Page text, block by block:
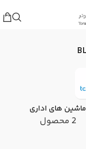
ماشین های اداری
2 محصول